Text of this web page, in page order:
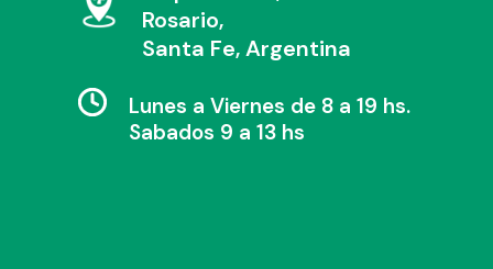
Rosario,
Santa Fe, Argentina
Lunes a Viernes de 8 a 19 hs.
Sabados 9 a 13 hs